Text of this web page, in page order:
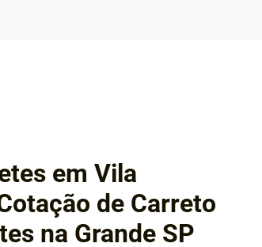
em Vila
de Carreto
na Grande SP